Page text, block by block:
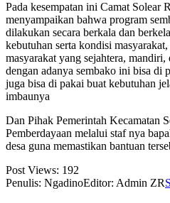
Pada kesempatan ini Camat Solear
menyampaikan bahwa program
dilakukan secara berkala dan
kebutuhan serta kondisi
masyarakat yang sejahtera, mandiri,
dengan adanya sembako ini bisa di
juga bisa di pakai buat kebutuhan
imbaunya
Dan Pihak Pemerintah Kecamatan
Pemberdayaan melalui staf nya
desa guna memastikan bantuan
Post Views: 192
Penulis: NgadinoEditor: Admin ZR